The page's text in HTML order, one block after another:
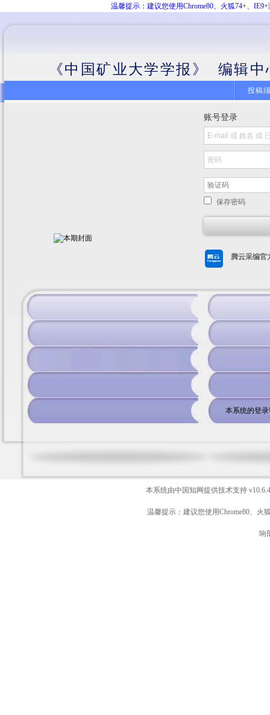
温馨提示：建议您使用Chrome80、火狐74+、
《中国矿业大学学报》 编辑中
投稿
账号登录
保存密码
腾云采编官
本系统的登
本系统由中国知网提供技术支持
温馨提示：建议您使用Chrome80、火
响